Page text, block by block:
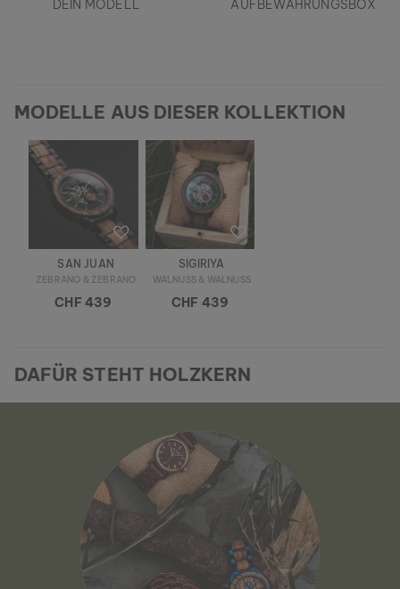
DEIN MODELL AUFBEWAHRUNGSBOX
MODELLE AUS DIESER KOLLEKTION
SAN JUAN
ZEBRANO & ZEBRANO
CHF 439
SIGIRIYA
WALNUSS & WALNUSS
CHF 439
DAFÜR STEHT HOLZKERN